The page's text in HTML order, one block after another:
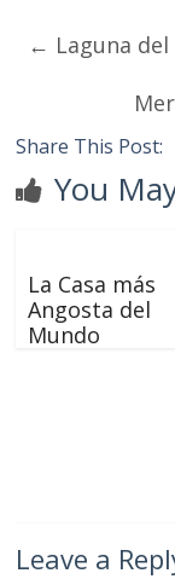
← Laguna
Share This Post:
You
La Casa más
Angosta del
Mundo
Leave a